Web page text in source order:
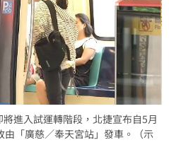
進入試運轉階段，北捷宣布自5月
「廣慈／奉天宮站」發車。（示